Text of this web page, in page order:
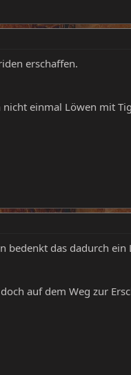
erschaffen.
einmal Löwen mit
das dadurch
auf dem Weg zur